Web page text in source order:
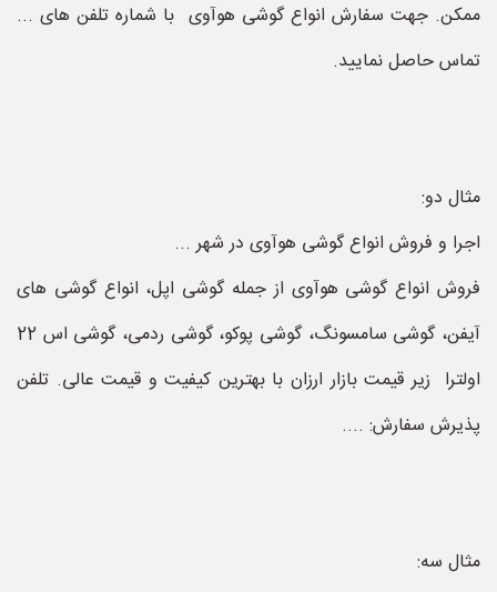
ممکن. جهت سفارش انواع گوشی هوآوی با شماره تلفن های ...
تماس حاصل نمایید.
مثال دو:
اجرا و فروش انواع گوشی هوآوی در شهر ...
فروش انواع گوشی هوآوی از جمله گوشی اپل، انواع گوشی های
آیفن، گوشی سامسونگ، گوشی پوکو، گوشی ردمی، گوشی اس 22
اولترا زیر قیمت بازار ارزان با بهترین کیفیت و قیمت عالی. تلفن
پذیرش سفارش: ....
مثال سه: